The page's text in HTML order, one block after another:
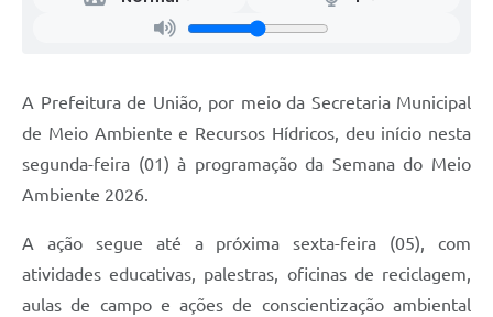
A Prefeitura de União, por meio da Secretaria Municipal
de Meio Ambiente e Recursos Hídricos, deu início nesta
segunda-feira (01) à programação da Semana do Meio
Ambiente 2026.
A ação segue até a próxima sexta-feira (05), com
atividades educativas, palestras, oficinas de reciclagem,
aulas de campo e ações de conscientização ambiental